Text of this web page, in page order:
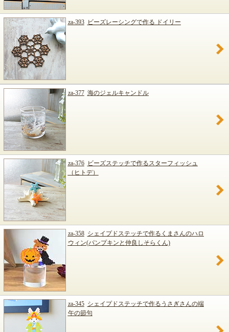
za-393 ビーズレーシングで作る ドイリー
za-377 海のジェルキャンドル
za-376
ビーズステッチで作るスターフィッシュ
（ヒトデ）
za-358 シェイプドステッチで作るくまさんのハロ
ウィン(パンプキンと仲良しそらくん)
za-345 シェイプドステッチで作るうさぎさんの端
午の節句